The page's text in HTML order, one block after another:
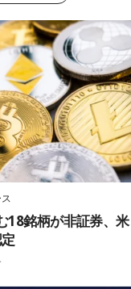
18銘柄が非証券、米